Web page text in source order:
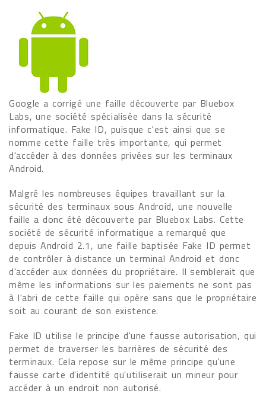
Google a corrigé une faille découverte par Bluebox
Labs, une société spécialisée dans la sécurité
informatique. Fake ID, puisque c'est ainsi que se
nomme cette faille très importante, qui permet
d'accéder à des données privées sur les terminaux
Android.
Malgré les nombreuses équipes travaillant sur la
sécurité des terminaux sous Android, une nouvelle
faille a donc été découverte par Bluebox Labs. Cette
société de sécurité informatique a remarqué que
depuis Android 2.1, une faille baptisée Fake ID permet
de contrôler à distance un terminal Android et donc
d'accéder aux données du propriétaire. Il semblerait que
même les informations sur les paiements ne sont pas
à l'abri de cette faille qui opère sans que le propriétaire
soit au courant de son existence.
Fake ID utilise le principe d'une fausse autorisation, qui
permet de traverser les barrières de sécurité des
terminaux. Cela repose sur le même principe qu'une
fausse carte d'identité qu'utiliserait un mineur pour
accéder à un endroit non autorisé.